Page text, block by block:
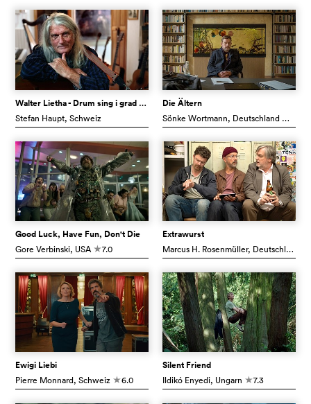
Walter Lietha - Drum sing i grad drum
Stefan Haupt, Schweiz
Die Ältern
Sönke Wortmann, Deutschland
Good Luck, Have Fun, Don't Die
Gore Verbinski, USA c7.0
Extrawurst
Marcus H. Rosenmüller, Deutschland
Ewigi Liebi
Pierre Monnard, Schweiz c6.0
Silent Friend
Ildikó Enyedi, Ungarn c7.3